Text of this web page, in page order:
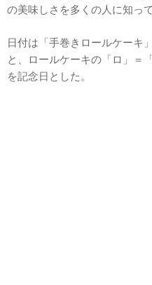
の美味しさを多くの人に知っ
日付は「手巻きロールケーキ
と、ロールケーキの「ロ」＝
を記念日とした。